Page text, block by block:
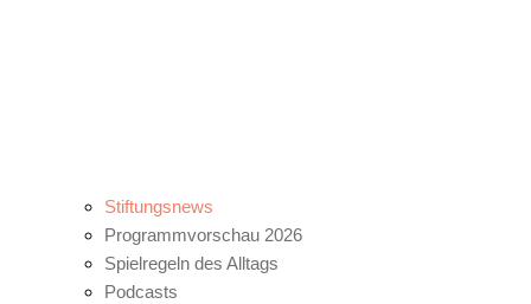
Stiftungsnews
Programmvorschau 2026
Spielregeln des Alltags
Podcasts